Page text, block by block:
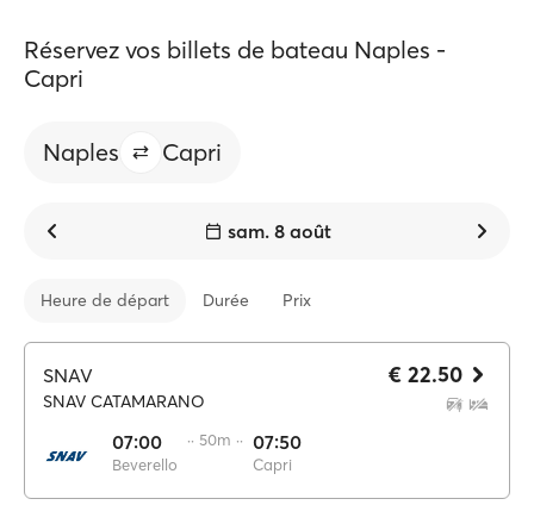
Réservez vos billets de bateau Naples -
Capri
Naples Capri
sam. 8 août
Heure de départ Durée Prix
SNAV
SNAV CATAMARANO
07:00
Beverello
·· 50m ·· 07:50
Capri
€ 22.50